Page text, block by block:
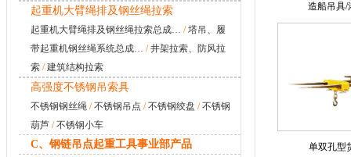
起重机大臂绳排及钢丝绳拉索
起重机大臂绳排及钢丝绳拉索总成… /塔吊、履
带起重机钢丝绳系统总成… /井架拉索、防风拉
索 /建筑结构拉索
高强度不锈钢吊索具
不锈钢钢丝绳 /不锈钢吊点 /不锈钢绞盘 /不锈钢
葫芦 /不锈钢小车
C、钢链吊点起重工具事业部产品
造船吊具/
单双孔型